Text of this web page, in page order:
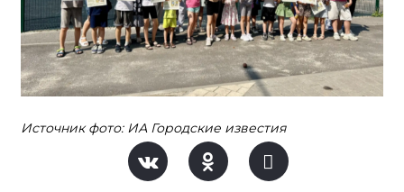
Источник фото: ИА Городские известия